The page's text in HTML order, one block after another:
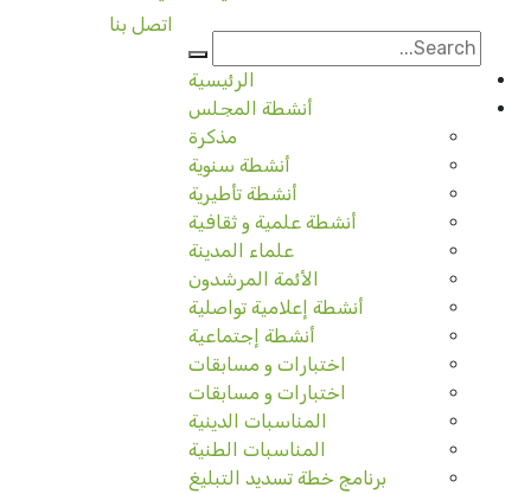
الرئيسية
أنشطة المجلس
مذكرة
أنشطة سنوية
أنشطة تأطيرية
أنشطة علمية و ثقافية
علماء المدينة
الأئمة المرشدون
أنشطة إعلامية تواصلية
أنشطة إجتماعية
اختبارات و مسابقات
اختبارات و مسابقات
المناسبات الدينية
المناسبات الطنية
برنامج خطة تسديد التبليغ
اتصل بنا